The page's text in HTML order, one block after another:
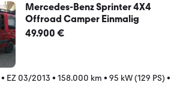
Mercedes-Benz Sprinter 4X4
Offroad Camper Einmalig
49.900 €
• EZ 03/2013 • 158.000 km • 95 kW (129 PS) •